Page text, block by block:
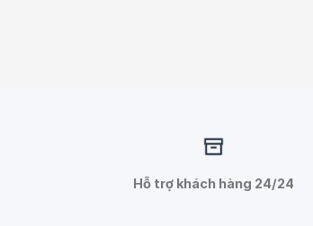
Hỗ trợ khách hàng 24/24